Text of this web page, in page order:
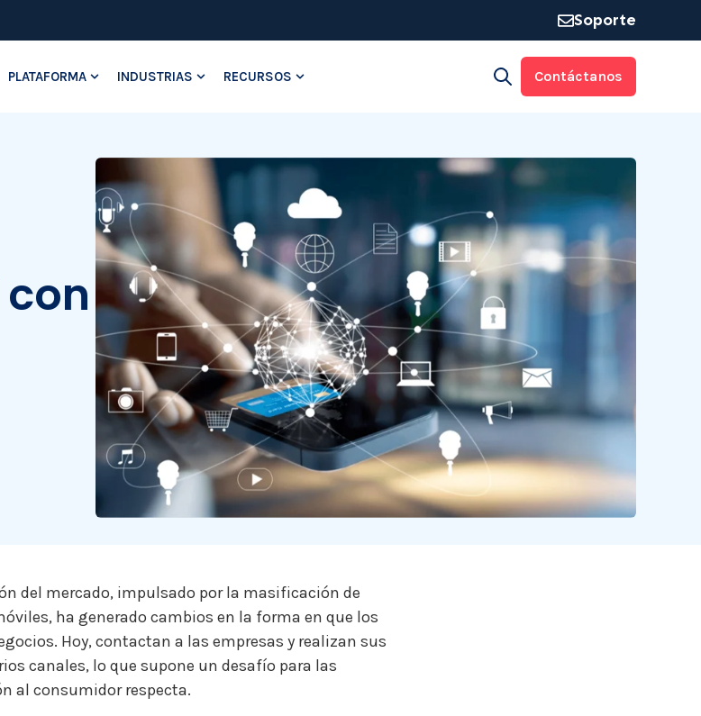
Soporte
PLATAFORMA
Show submenu for Plataforma
INDUSTRIAS
Show submenu for Industrias
RECURSOS
Show submenu for RecursosOpen search
Contáctanos
del mercado, impulsado por la masificación de
ha generado cambios en la forma en que los
Hoy, contactan a las empresas y realizan sus
canales, lo que supone un desafío para las
al consumidor respecta.